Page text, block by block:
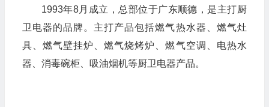
1993年8月成立，总部位于广东顺德，是主打厨
卫电器的品牌。主打产品包括燃气热水器、燃气灶
具、燃气壁挂炉、燃气烧烤炉、燃气空调、电热水
器、消毒碗柜、吸油烟机等厨卫电器产品。